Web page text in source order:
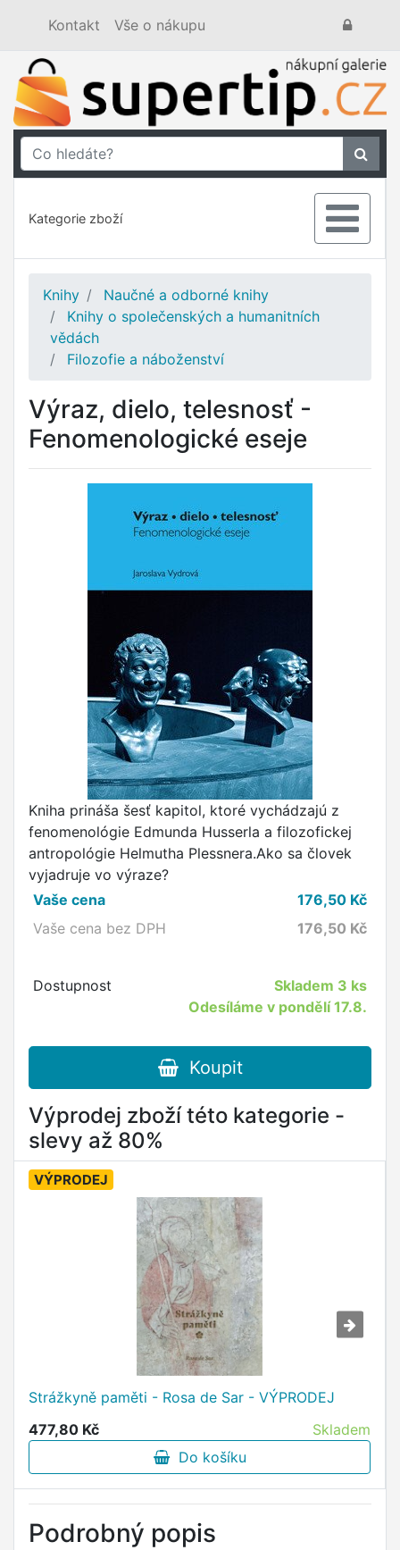
Kontakt Vše o nákupu
Kategorie zboží
Knihy
Naučné a odborné knihy
Knihy o společenských a humanitních
vědách
Filozofie a náboženství
Výraz, dielo, telesnosť -
Fenomenologické eseje
Kniha prináša šesť kapitol, ktoré vychádzajú z
fenomenológie Edmunda Husserla a filozofickej
antropológie Helmutha Plessnera.Ako sa človek
vyjadruje vo výraze?
Vaše cena
176,50 Kč
Vaše cena bez DPH
176,50 Kč
Dostupnost Skladem 3 ks
Odesíláme v pondělí 17.8.
Koupit
Výprodej zboží této kategorie -
slevy až 80%
VÝPRODEJ
Strážkyně paměti - Rosa de Sar - VÝPRODEJ
477,80 Kč
Skladem
Do košíku
Podrobný popis